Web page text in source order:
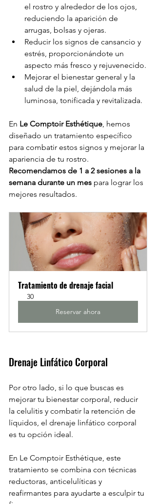
el rostro y alrededor de los ojos,
reduciendo la aparición de
arrugas, bolsas y ojeras.
Reducir los signos de cansancio y
estrés, proporcionándote un
aspecto más fresco y rejuvenecido.
Mejorar el bienestar general y la
salud de la piel, dejándola más
luminosa, tonificada y revitalizada.
En Le Comptoir Esthétique, hemos
diseñado un tratamiento específico
para combatir estos signos y mejorar la
apariencia de tu rostro.
Recomendamos de 1 a 2 sesiones a la
semana durante un mes para lograr los
mejores resultados.
Tratamiento de drenaje facial
30
Reservar ahora
Drenaje Linfático Corporal
Por otro lado, si lo que buscas es
mejorar tu bienestar corporal, reducir
la celulitis y combatir la retención de
líquidos, el drenaje linfático corporal
es tu opción ideal.
En Le Comptoir Esthétique, este
tratamiento se combina con técnicas
reductoras, anticelulíticas y
reafirmantes para ayudarte a esculpir tu